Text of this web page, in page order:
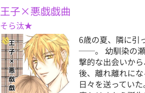
王子×悪戯戯曲
そら汰★
6歳の夏、隣に引
──。 幼馴染の瀬
撃的な出会いか
後、離れ離れに
日々を送ってい